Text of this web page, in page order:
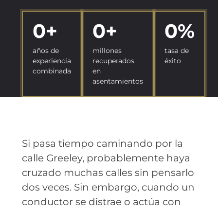
0+
años de
experiencia
combinada
0+
millones
recuperados
en
asentamientos
0%
tasa de
éxito
Si pasa tiempo caminando por la
calle Greeley, probablemente haya
cruzado muchas calles sin pensarlo
dos veces. Sin embargo, cuando un
conductor se distrae o actúa con